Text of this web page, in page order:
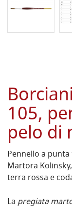
105,
pelo di
Pennello a
Martora
terra rossa e
Lapregiata